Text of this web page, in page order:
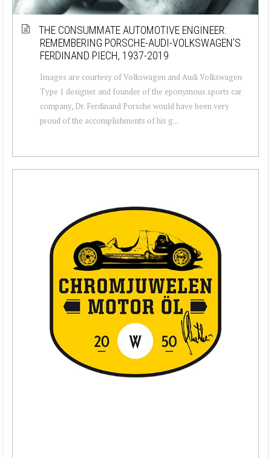
THE CONSUMMATE AUTOMOTIVE ENGINEER:
REMEMBERING PORSCHE-AUDI-VOLKSWAGEN’S
FERDINAND PIECH, 1937-2019
Images are courtesy of Volkswagen and Audi Volkswagen
Type 1 designer and founder of the eponymous sports car
company, Dr. Ferdinand Porsche would have been very
proud of the accomplishments of his g...